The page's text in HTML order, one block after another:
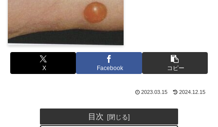
X Facebook コピー
2023.03.15 2024.12.15
目次